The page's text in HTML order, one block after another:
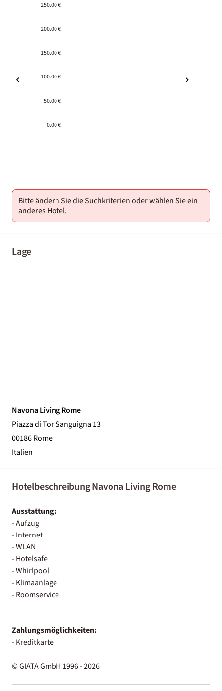
250.00 €
200.00 €
150.00 €
100.00 €
50.00 €
0.00 €
01-02
Bitte ändern Sie die Suchkriterien oder wählen Sie ein
anderes Hotel.
Lage
Navona Living Rome
Piazza di Tor Sanguigna 13
00186 Rome
Italien
Hotelbeschreibung Navona Living Rome
Ausstattung:
- Aufzug
- Internet
- WLAN
- Hotelsafe
- Whirlpool
- Klimaanlage
- Roomservice
Zahlungsmöglichkeiten:
- Kreditkarte
© GIATA GmbH 1996 - 2026